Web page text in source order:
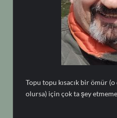
Topu topu kısacık bir ömür
olursa) için çok ta şey